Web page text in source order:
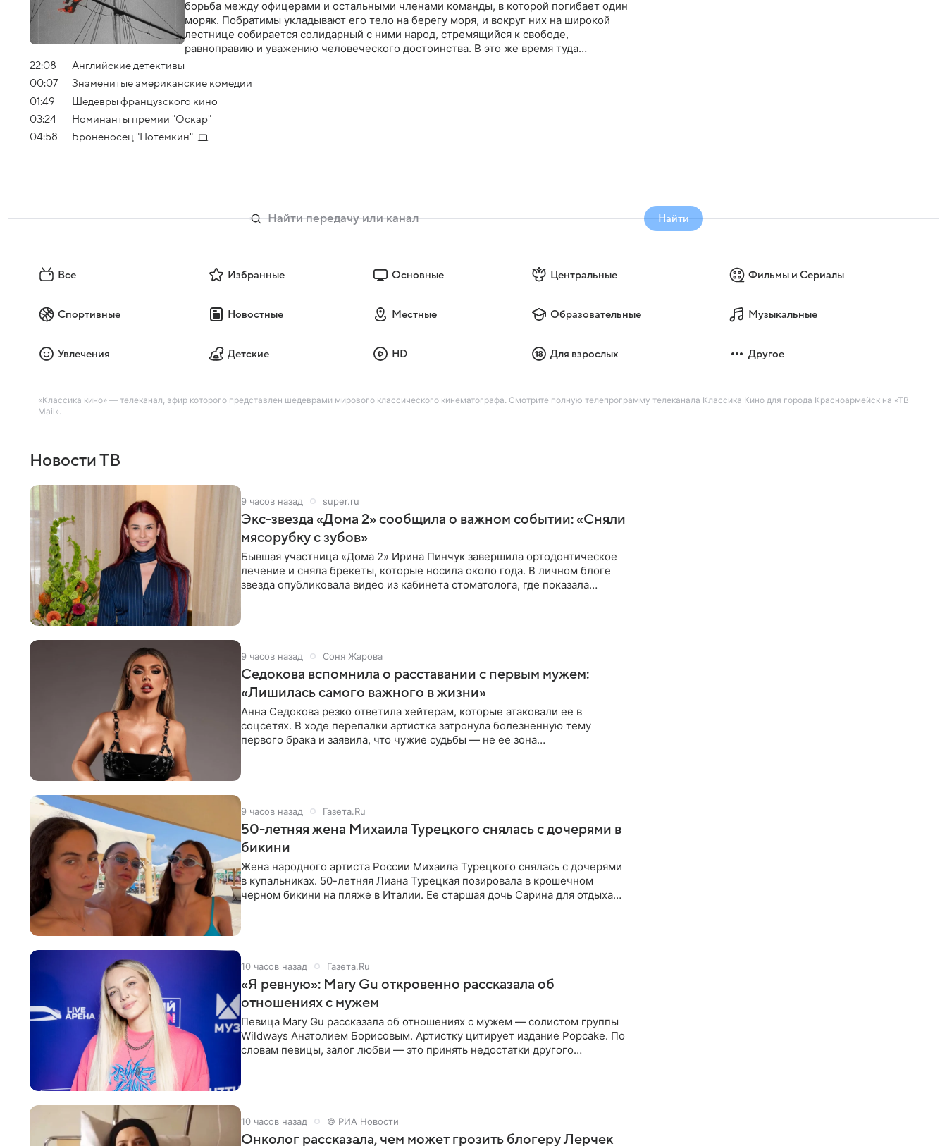
борьба между офицерами и остальными членами команды, в которой погибает один
моряк. Побратимы укладывают его тело на берегу моря, и вокруг них на широкой
лестнице собирается солидарный с ними народ, стремящийся к свободе,
равноправию и уважению человеческого достоинства. В это же время туда
22:08
Английские детективы
00:07
Знаменитые американские комедии
01:49
Шедевры французского кино
03:24
Номинанты премии "Оскар"
04:58
Броненосец "Потемкин"
Найти
Все Избранные Основные Центральные Фильмы и Сериалы
Спортивные Новостные Местные Образовательные Музыкальные
Увлечения Детские HD Для взрослых Другое
«Классика кино» — телеканал, эфир которого представлен шедеврами мирового классического кинематографа. Смотрите полную телепрограмму телеканала Классика Кино для города Красноармейск на «ТВ
Mail».
Новости ТВ
9 часов назад super.ru
Экс-звезда «Дома 2» сообщила о важном событии: «Сняли
мясорубку с зубов»
Бывшая участница «Дома 2» Ирина Пинчук завершила ортодонтическое
лечение и сняла брекеты, которые носила около года. В личном блоге
звезда опубликовала видео из кабинета стоматолога, где показала
9 часов назад Соня Жарова
Седокова вспомнила о расставании с первым мужем:
«Лишилась самого важного в жизни»
Анна Седокова резко ответила хейтерам, которые атаковали ее в
соцсетях. В ходе перепалки артистка затронула болезненную тему
первого брака и заявила, что чужие судьбы — не ее зона
9 часов назад Газета.Ru
50-летняя жена Михаила Турецкого снялась с дочерями в
бикини
Жена народного артиста России Михаила Турецкого снялась с дочерями
в купальниках. 50-летняя Лиана Турецкая позировала в крошечном
черном бикини на пляже в Италии. Ее старшая дочь Сарина для отдыха
10 часов назад Газета.Ru
«Я ревную»: Mary Gu откровенно рассказала об
отношениях с мужем
Певица Mary Gu рассказала об отношениях с мужем — солистом группы
Wildways Анатолием Борисовым. Артистку цитирует издание Popcake. По
словам певицы, залог любви — это принять недостатки другого
10 часов назад © РИА Новости
Онколог рассказала, чем может грозить блогеру Лерчек